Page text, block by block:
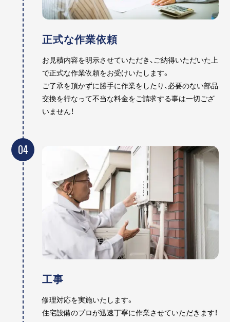
正式な作業依頼
お見積内容を明示させていただき、ご納得いただいた上
で正式な作業依頼をお受けいたします。
ご了承を頂かずに勝手に作業をしたり、必要のない部品
交換を行なって不当な料金をご請求する事は一切ござ
いません！
04
工事
修理対応を実施いたします。
住宅設備のプロが迅速丁寧に作業させていただきます！